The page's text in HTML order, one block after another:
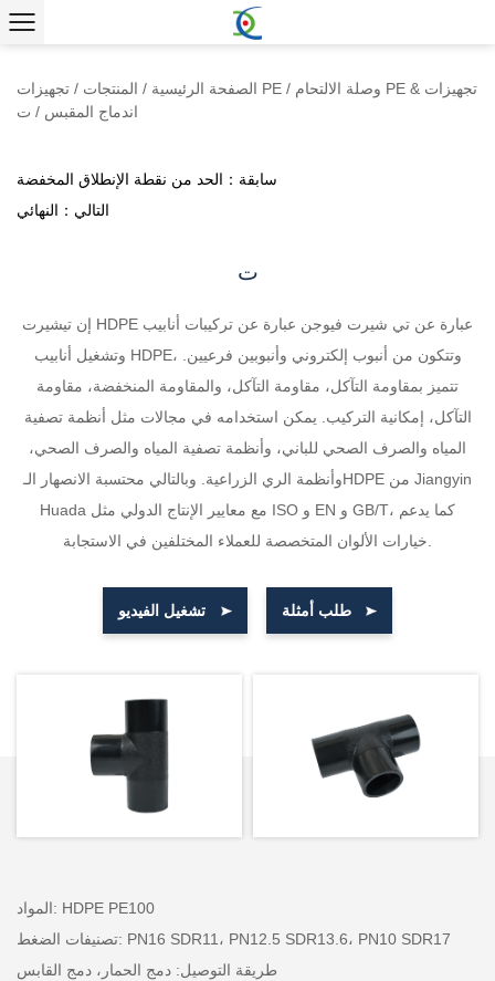
الصفحة الرئيسية / المنتجات / تجهيزات PE / وصلة الالتحام PE & تجهيزات
اندماج المقبس / ت
سابقة：الحد من نقطة الإنطلاق المخفضة
التالي：النهائي
ت
إن تيشيرت HDPE عبارة عن تي شيرت فيوجن عبارة عن تركيبات أنابيب
وتشغيل أنابيب HDPE، وتتكون من أنبوب إلكتروني وأنبوبين فرعيين.
تتميز بمقاومة التآكل، مقاومة التآكل، والمقاومة المنخفضة، مقاومة
التآكل، إمكانية التركيب. يمكن استخدامه في مجالات مثل أنظمة تصفية
المياه والصرف الصحي للباني، وأنظمة تصفية المياه والصرف الصحي،
وأنظمة الري الزراعية. وبالتالي محتسبة الانصهار الـHDPE من Jiangyin
Huada مع معايير الإنتاج الدولي مثل ISO و EN و GB/T، كما يدعم
تشغيل الفيديو طلب أمثلة
المواد: HDPE PE100
تصنيفات الضغط: PN16 SDR11، PN12.5 SDR13.6، PN10 SDR17
طريقة التوصيل: دمج الحمار، دمج القابس